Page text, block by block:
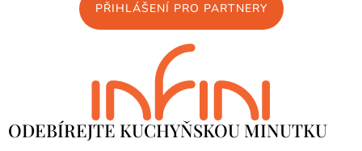
PŘIHLÁŠENÍ PRO PARTNERY
ODEBÍREJTE KUCHYŇSKOU MINUTKU